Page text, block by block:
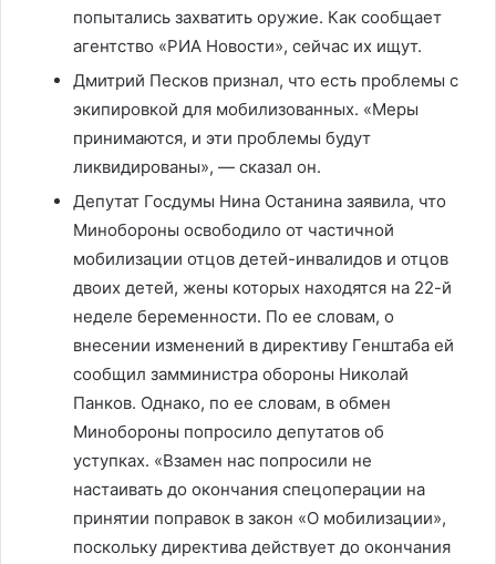
попытались захватить оружие. Как сообщает
агентство «РИА Новости», сейчас их ищут.
Дмитрий Песков признал, что есть проблемы с
экипировкой для мобилизованных. «Меры
принимаются, и эти проблемы будут
ликвидированы», — сказал он.
Депутат Госдумы Нина Останина заявила, что
Минобороны освободило от частичной
мобилизации отцов детей-инвалидов и отцов
двоих детей, жены которых находятся на 22-й
неделе беременности. По ее словам, о
внесении изменений в директиву Генштаба ей
сообщил замминистра обороны Николай
Панков. Однако, по ее словам, в обмен
Минобороны попросило депутатов об
уступках. «Взамен нас попросили не
настаивать до окончания спецоперации на
принятии поправок в закон «О мобилизации»,
поскольку директива действует до окончания